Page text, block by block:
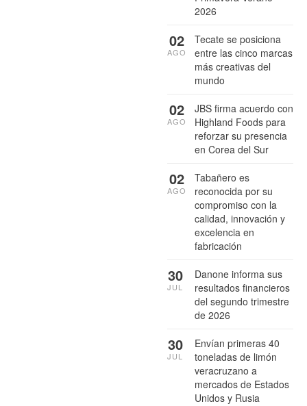
2026
Tecate se posiciona
entre las cinco marcas
más creativas del
mundo
02
AGO
JBS firma acuerdo con
Highland Foods para
reforzar su presencia
en Corea del Sur
02
AGO
Tabañero es
reconocida por su
compromiso con la
calidad, innovación y
excelencia en
fabricación
02
AGO
Danone informa sus
resultados financieros
del segundo trimestre
de 2026
30
JUL
Envían primeras 40
toneladas de limón
veracruzano a
mercados de Estados
Unidos y Rusia
30
JUL